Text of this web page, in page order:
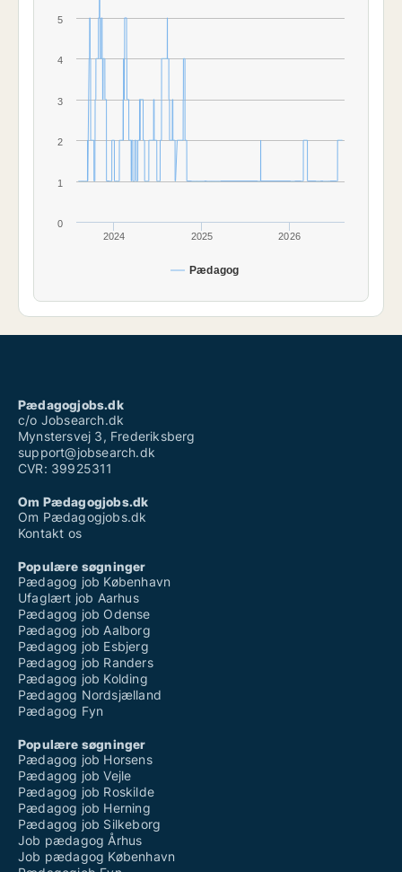
Pædagog
2024 2025 2026
0
1
2
3
4
5
Pædagogjobs.dk
c/o Jobsearch.dk
Mynstersvej 3, Frederiksberg
support@jobsearch.dk
CVR: 39925311
Om Pædagogjobs.dk
Om Pædagogjobs.dk
Kontakt os
Populære søgninger
Pædagog job København
Ufaglært job Aarhus
Pædagog job Odense
Pædagog job Aalborg
Pædagog job Esbjerg
Pædagog job Randers
Pædagog job Kolding
Pædagog Nordsjælland
Pædagog Fyn
Populære søgninger
Pædagog job Horsens
Pædagog job Vejle
Pædagog job Roskilde
Pædagog job Herning
Pædagog job Silkeborg
Job pædagog Århus
Job pædagog København